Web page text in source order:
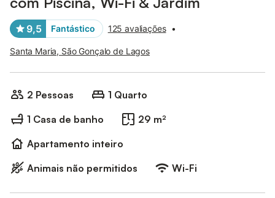
9,5 Fantástico 125 avaliações •
Santa Maria, São Gonçalo de Lagos
2 Pessoas
1 Quarto
1 Casa de banho
29 m²
Apartamento inteiro
Animais não permitidos
Wi-Fi